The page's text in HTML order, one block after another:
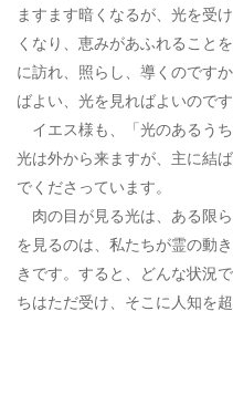
ますます暗くなるが、光を受
くなり、恵みがあふれること
に訪れ、照らし、導くのです
ばよい、光を見ればよいのです
イエス様も、「光のあるう
光は外から来ますが、主に結
でくださっています。
肉の目が見る光は、ある限
を見るのは、私たちが霊の動
きです。すると、どんな状況
ちはただ受け、そこに人知を